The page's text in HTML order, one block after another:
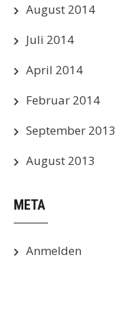
August 2014
Juli 2014
April 2014
Februar 2014
September 2013
August 2013
META
Anmelden